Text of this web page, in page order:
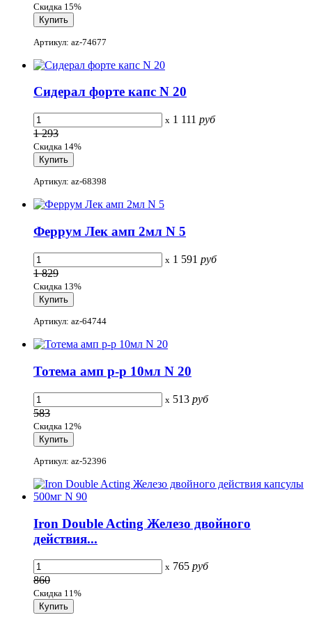
Скидка 15%
Артикул: az-74677
Сидерал форте капс N 20
x 1 111 руб
1 293
Скидка 14%
Артикул: az-68398
Феррум Лек амп 2мл N 5
x 1 591 руб
1 829
Скидка 13%
Артикул: az-64744
Тотема амп р-р 10мл N 20
x 513 руб
583
Скидка 12%
Артикул: az-52396
Iron Double Acting Железо двойного
действия...
x 765 руб
860
Скидка 11%